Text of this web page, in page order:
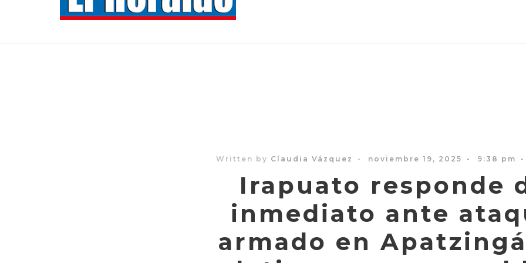
Written by Claudia Vázquez • noviembre 19, 2025 • 9:38 pm •
Irapuato responde
inmediato ante
armado en